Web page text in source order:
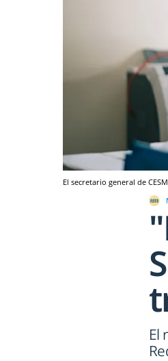
El secretario general de
El